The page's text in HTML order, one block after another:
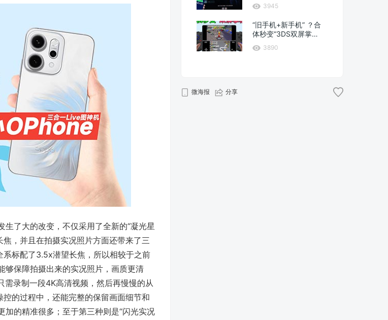
了大的改变，不仅采用了全新的“凝光星
，并且在拍摄实况照片方面还带来了三
系标配了3.5x潜望长焦，所以相较于之前
够保障拍摄出来的实况照片，画质更清
需录制一段4K高清视频，然后再慢慢的从
的过程中，还能完整的保留画面细节和
的精准很多；至于第三种则是“闪光实况
3945
“旧手机+新手机” ？合
体秒变“3DS双屏掌
3890
微海报 分享